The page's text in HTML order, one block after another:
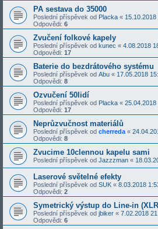
PA sestava do 35000
Poslední příspěvek od Placka « 15.10.2018
Odpovědi: 6
Zvučení folkové kapely
Poslední příspěvek od kunec « 4.08.2018
Odpovědi: 17
Baterie do bezdrátového systému
Poslední příspěvek od Abu « 17.05.2018
Odpovědi: 8
Ozvučení 50lidí
Poslední příspěvek od Placka « 25.04.2018
Odpovědi: 17
Neprůzvučnost materiálů
Poslední příspěvek od cherreda «
Odpovědi: 8
Zvucime 10clennou kapelu sami
Poslední příspěvek od Jazzzman «
Laserové světelné efekty
Poslední příspěvek od SUK « 8.03.2018
Odpovědi: 2
Symetrický výstup do Line-in
Poslední příspěvek od jbiker « 7.02.2018
Odpovědi: 6